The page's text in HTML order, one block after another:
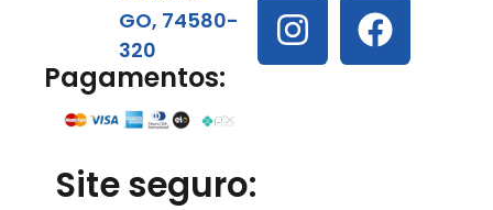
GO, 74580-
320
Pagamentos:
Site seguro: